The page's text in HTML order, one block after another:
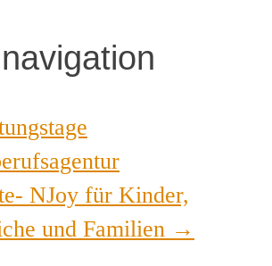
NJoy für Kinder,
und Familien →